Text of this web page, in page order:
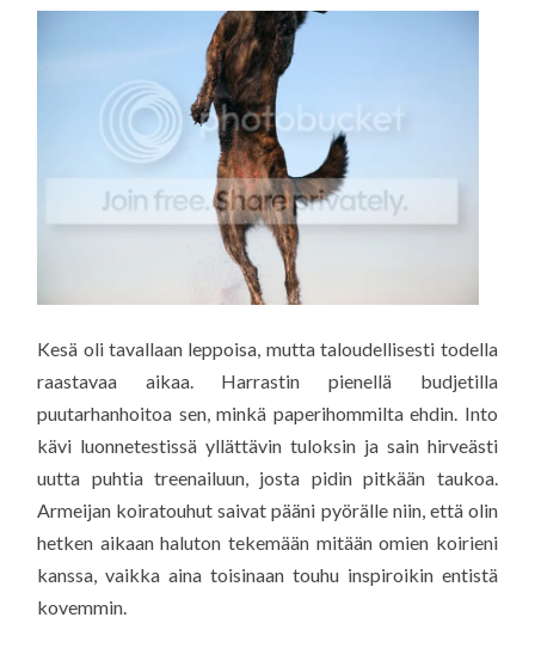
Kesä oli tavallaan leppoisa, mutta taloudellisesti todella
raastavaa aikaa. Harrastin pienellä budjetilla
puutarhanhoitoa sen, minkä paperihommilta ehdin. Into
kävi luonnetestissä yllättävin tuloksin ja sain hirveästi
uutta puhtia treenailuun, josta pidin pitkään taukoa.
Armeijan koiratouhut saivat pääni pyörälle niin, että olin
hetken aikaan haluton tekemään mitään omien koirieni
kanssa, vaikka aina toisinaan touhu inspiroikin entistä
kovemmin.